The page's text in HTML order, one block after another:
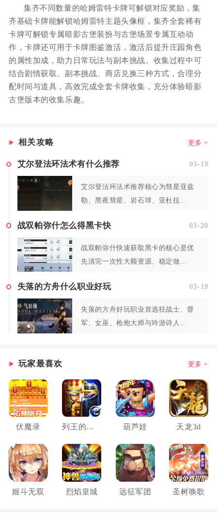
集齐不同数量的哈姆雷特卡牌可解锁对应奖励，集
齐基础卡牌能解锁哈姆雷特主题头像框，集齐全套稀有
卡牌可解锁专属暗影古堡装扮与古堡场景专属互动动
作，卡牌还可用于卡牌图鉴激活，激活后提升庄园角色
的属性加成，助力日常玩法与副本挑战。收集过程中可
结合剧情获取、副本挑战、商店兑换三种方式，合理分
配时间与道具，高效完成全套卡牌收集，充分体验暗影
古堡版本的收集乐趣。
相关攻略 更多 +
艾尔登法环法术有什么推荐 03-19
艾尔登法环法术推荐核心为彗星亚兹
勒、黑夜彗星、岩石球、亚杜拉...
战双帕弥什怎么得黑卡快 03-20
战双帕弥什快速获取黑卡的核心是优
先清完一次性大额资源、稳定做...
失落的方舟什么职业好玩 03-19
失落的方舟好玩职业首选狂战士、督
军、女巫、枪炮大师与吟游诗人...
玩家最喜欢 更多 +
伏魔录 列王的纷争 葫芦娃 天龙3d
姬斗无双 烈焰皇城 远征军团 圣树唤歌